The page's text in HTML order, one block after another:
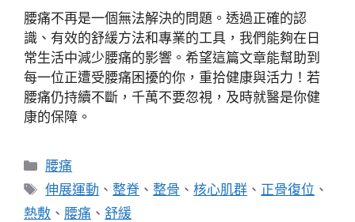
腰痛不再是一個無法解決的問題。透過正確的認
識、有效的舒緩方法和專業的工具，我們能夠在日
常生活中減少腰痛的影響。希望這篇文章能幫助到
每一位正遭受腰痛困擾的你，重拾健康與活力！若
腰痛仍持續不斷，千萬不要忽視，及時就醫是你健
康的保障。
分
類
腰痛
標
籤
伸展運動 、整脊 、整骨 、核心肌群 、 正骨復位 、
熱敷 、 腰痛 、 舒緩